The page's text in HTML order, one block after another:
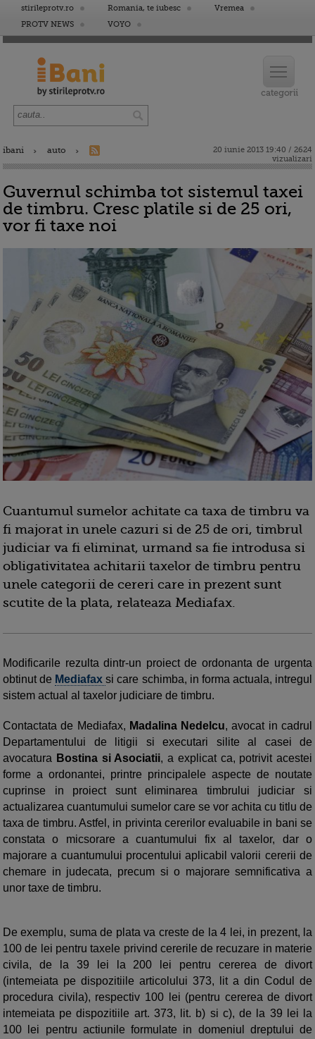
stirileprotv.ro Romania, te iubesc
Vremea
PROTV NEWS
VOYO
ibani auto
20 iunie 2013 19:40 / 2624
vizualizari
Guvernul schimba tot sistemul taxei
de timbru. Cresc platile si de 25 ori,
vor fi taxe noi
Cuantumul sumelor achitate ca taxa de timbru va
fi majorat in unele cazuri si de 25 de ori, timbrul
judiciar va fi eliminat, urmand sa fie introdusa si
obligativitatea achitarii taxelor de timbru pentru
unele categorii de cereri care in prezent sunt
scutite de la plata, relateaza Mediafax.
Modificarile rezulta dintr-un proiect de ordonanta de urgenta
obtinut de Mediafaxsi care schimba, in forma actuala, intregul
sistem actual al taxelor judiciare de timbru.
Contactata de Mediafax, Madalina Nedelcu, avocat in cadrul
Departamentului de litigii si executari silite al casei de
avocatura Bostina si Asociatii, a explicat ca, potrivit acestei
forme a ordonantei, printre principalele aspecte de noutate
cuprinse in proiect sunt eliminarea timbrului judiciar si
actualizarea cuantumului sumelor care se vor achita cu titlu de
taxa de timbru. Astfel, in privinta cererilor evaluabile in bani se
constata o micsorare a cuantumului fix al taxelor, dar o
majorare a cuantumului procentului aplicabil valorii cererii de
chemare in judecata, precum si o majorare semnificativa a
unor taxe de timbru.
De exemplu, suma de plata va creste de la 4 lei, in prezent, la
100 de lei pentru taxele privind cererile de recuzare in materie
civila, de la 39 lei la 200 lei pentru cererea de divort
(intemeiata pe dispozitiile articolului 373, lit a din Codul de
procedura civila), respectiv 100 lei (pentru cererea de divort
intemeiata pe dispozitiile art. 373, lit. b) si c), de la 39 lei la
100 lei pentru actiunile formulate in domeniul dreptului de